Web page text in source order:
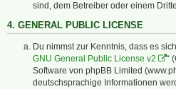
sind, dem Betreiber oder einem
4. GENERAL PUBLIC LICENSE
Du nimmst zur Kenntnis, dass es
GNU General Public License v2
“
Software von phpBB Limited
deutschsprachige Informationen